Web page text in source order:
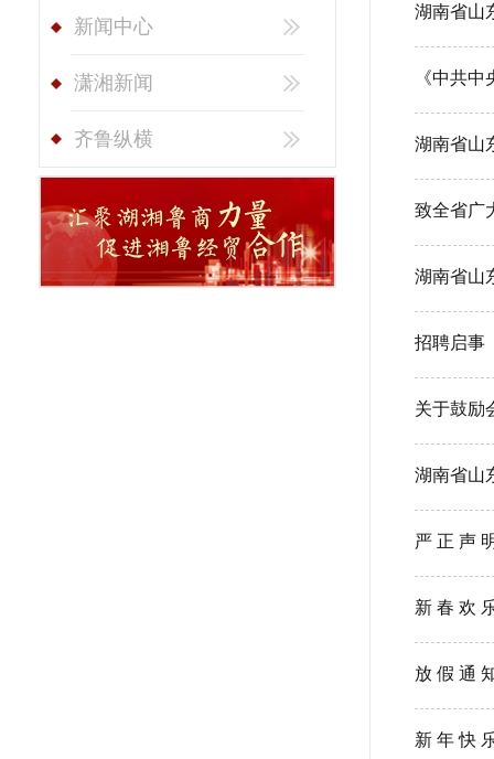
新闻中心
潇湘新闻
齐鲁纵横
湖南省山
《中共
湖南省山
致全省广
湖南省山
招聘启事
关于鼓励
湖南省山
严 正 声
新 春 欢
放 假 通
新 年 快